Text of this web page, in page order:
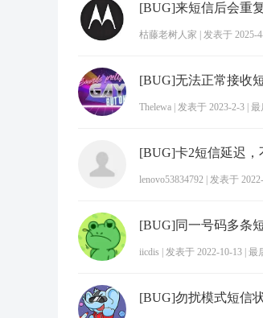
[BUG]来短信后会重
枯藤老树人家 发表于 2025-
[BUG]无法正常接收
Thelewa 发表于 2023-2-3 最
[BUG]卡2短信延迟，
lenovo53834792 发表于
[BUG]同一号码多条
iicdis 发表于 2022-10-13 最
[BUG]勿扰模式短信